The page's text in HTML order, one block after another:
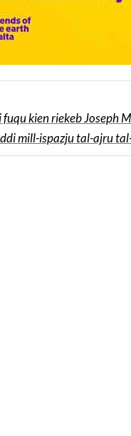
kien riekeb Joseph
mill-ispazju tal-ajru